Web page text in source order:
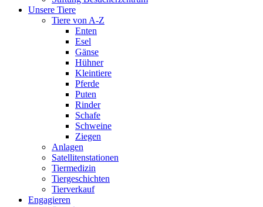
Unsere Tiere
Tiere von A-Z
Enten
Esel
Gänse
Hühner
Kleintiere
Pferde
Puten
Rinder
Schafe
Schweine
Ziegen
Anlagen
Satellitenstationen
Tiermedizin
Tiergeschichten
Tierverkauf
Engagieren